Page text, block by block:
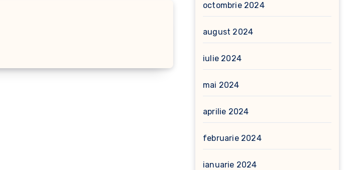
octombrie 2024
august 2024
iulie 2024
mai 2024
aprilie 2024
februarie 2024
ianuarie 2024